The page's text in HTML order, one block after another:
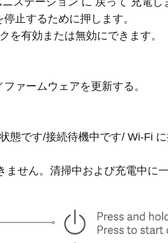
止するために押します。
を有効または無効にできます。
ァームウェアを更新する。
態です/接続待機中です/ Wi-Fi
せん。清掃中および充電中に